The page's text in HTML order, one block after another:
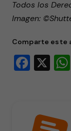
Todos los
Imagen:
Comparte este
X